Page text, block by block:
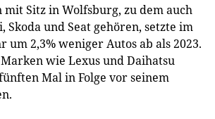
mit Sitz in Wolfsburg, zu dem auch
Skoda und Seat gehören, setzte im
um 2,3% weniger Autos ab als 2023.
wie Lexus und Daihatsu
Mal in Folge vor seinem